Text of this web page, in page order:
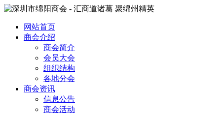
网站首页
商会介绍
商会简介
会员大会
组织结构
各地分会
商会资讯
信息公告
商会活动